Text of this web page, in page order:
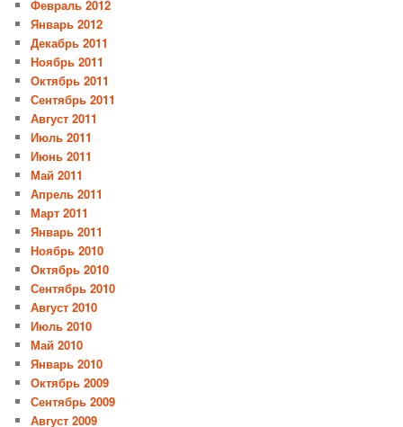
Февраль 2012
Январь 2012
Декабрь 2011
Ноябрь 2011
Октябрь 2011
Сентябрь 2011
Август 2011
Июль 2011
Июнь 2011
Май 2011
Апрель 2011
Март 2011
Январь 2011
Ноябрь 2010
Октябрь 2010
Сентябрь 2010
Август 2010
Июль 2010
Май 2010
Январь 2010
Октябрь 2009
Сентябрь 2009
Август 2009